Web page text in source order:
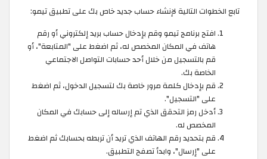
تابع الخطوات التالية لإنشاء حساب جديد خاص بك على تطبيق تيمو:
افتح برنامج تيمو وقم بإدخال حساب بريد إلكتروني أو رقم
هاتف في المكان المخصص له، ثم اضغط على "المتابعة"، أو
قم بالتسجيل من خلال أحد حسابات التواصل الاجتماعي
الخاصة بك.
قم بإدخال كلمة مرور خاصة بك لتسجيل الدخول، ثم اضغط
على "التسجيل".
أدخل رمز التحقق الذي تم إرساله إلى حسابك في المكان
المخصص له.
قم بتحديد رقم الهاتف الذي تريد أن تربطه بحسابك ثم اضغط
على "إرسال"، وابدأ تصفح التطبيق.